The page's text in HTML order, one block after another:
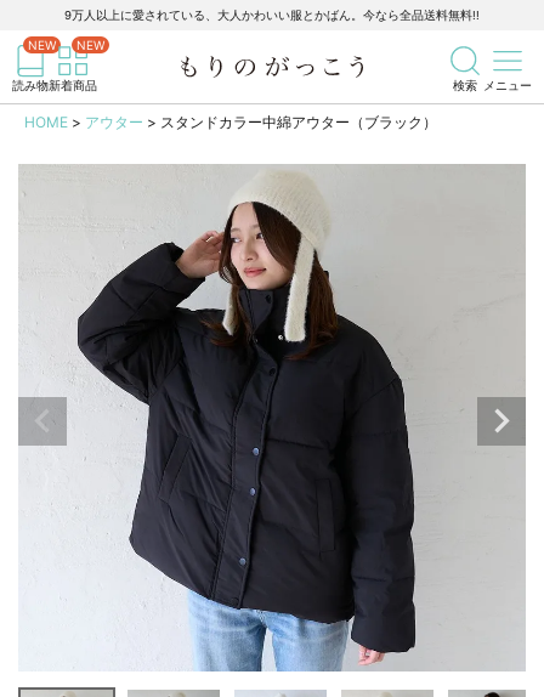
9万人以上に愛されている、大人かわいい服とかばん。今なら全品送料無料!!
読み物新着商品 検索 メニュー
商品を検索 記事を検索
HOME アウター スタンドカラー中綿アウター（ブラック）